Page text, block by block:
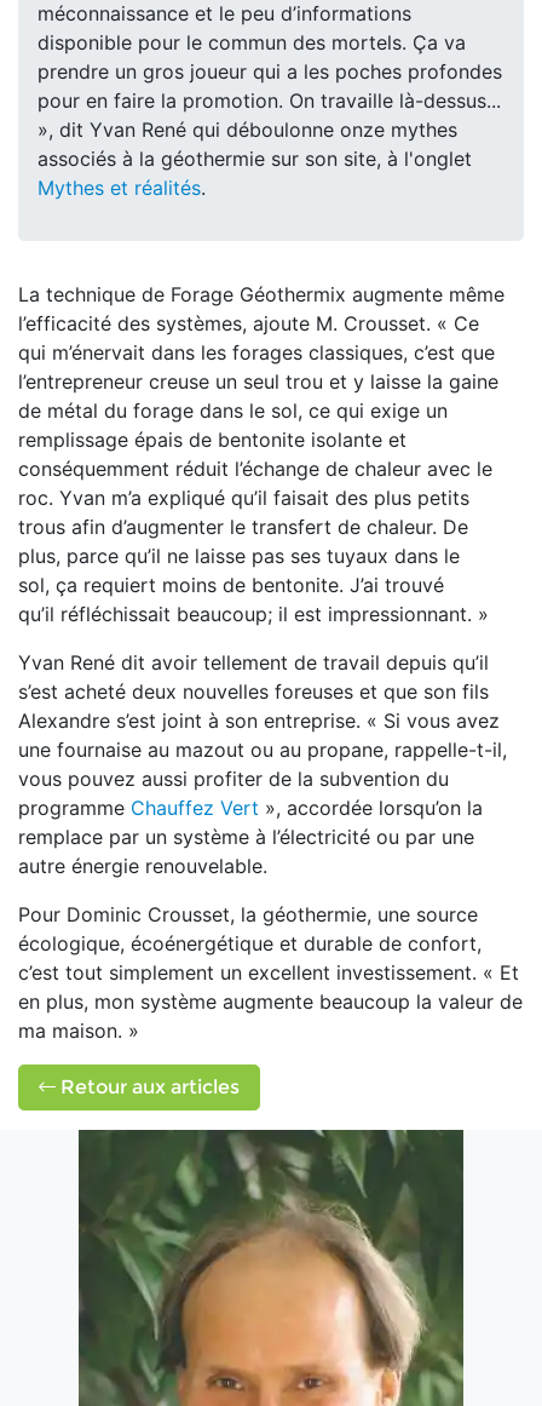
méconnaissance et le peu d’informations
disponible pour le commun des mortels. Ça va
prendre un gros joueur qui a les poches profondes
pour en faire la promotion. On travaille là-dessus...
», dit Yvan René qui déboulonne onze mythes
associés à la géothermie sur son site, à l'onglet
Mythes et réalités.
La technique de Forage Géothermix augmente même
l’efficacité des systèmes, ajoute M. Crousset. « Ce
qui m’énervait dans les forages classiques, c’est que
l’entrepreneur creuse un seul trou et y laisse la gaine
de métal du forage dans le sol, ce qui exige un
remplissage épais de bentonite isolante et
conséquemment réduit l’échange de chaleur avec le
roc. Yvan m’a expliqué qu’il faisait des plus petits
trous afin d’augmenter le transfert de chaleur. De
plus, parce qu’il ne laisse pas ses tuyaux dans le
sol, ça requiert moins de bentonite. J’ai trouvé
qu’il réfléchissait beaucoup; il est impressionnant. »
Yvan René dit avoir tellement de travail depuis qu’il
s’est acheté deux nouvelles foreuses et que son fils
Alexandre s’est joint à son entreprise. « Si vous avez
une fournaise au mazout ou au propane, rappelle-t-il,
vous pouvez aussi profiter de la subvention du
programme Chauffez Vert », accordée lorsqu’on la
remplace par un système à l’électricité ou par une
autre énergie renouvelable.
Pour Dominic Crousset, la géothermie, une source
écologique, écoénergétique et durable de confort,
c’est tout simplement un excellent investissement. « Et
en plus, mon système augmente beaucoup la valeur de
ma maison. »
Retour aux articles